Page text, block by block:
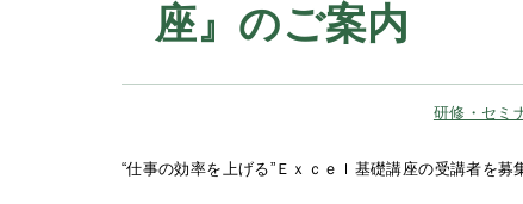
座』のご案内
研修・セミ
“仕事の効率を上げる”Ｅｘｃｅｌ基礎講座の受講者を募